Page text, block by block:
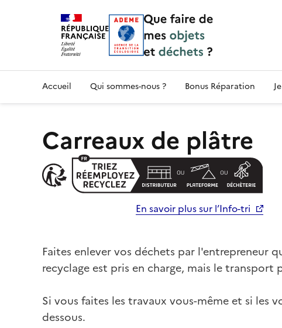
Accueil — Que Faire de mes objets & déchets
Accueil Qui sommes-nous ? Bonus Réparation
Carreaux de plâtre
En savoir plus sur l’Info-tri
Faites enlever vos déchets par l'entrepreneur
recyclage est pris en charge, mais le transport
Si vous faites les travaux vous-même et si les
dessous.